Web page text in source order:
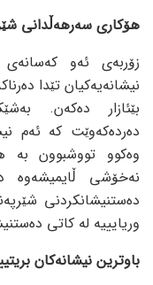
هۆکاری سەرهەڵدانی
زۆربەی ئەو
نیشانەیەکیان تێدا
بێئازار دەکەن.
دەردەکەوێت کە ئەم
وەکوو تووشبوون بە
نەخۆشی ڵایمیشەوە
دەستنیشانکردنی
وریایییە لە کاتی
باوترین نیشانەکان